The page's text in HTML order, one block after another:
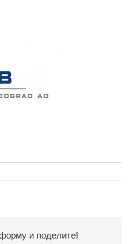
и поделите!